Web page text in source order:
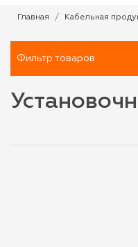
Главная Кабельная
Фильтр товаров